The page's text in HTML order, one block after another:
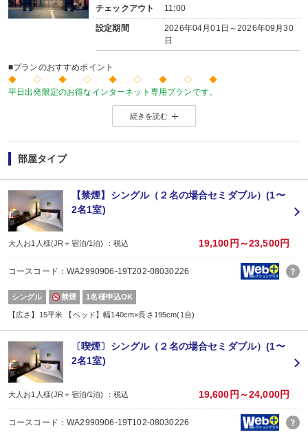
チェックアウト 11:00
設定期間
2026年04月01日～2026年09月30
日
■プランのおすすめポイント
◆ ◇ ◆ ◇ ◆ ◇ ◆ ◇ ◆
平日出発限定のお得なインターネット専用プランです。
価格を抑えたい！人が多い土日祝日を避けてゆったり旅をしたい！
◆ ◇ ◆ ◇ ◆ ◇ ◆ ◇ ◆
続きを読む
部屋タイプ
【禁煙】シングル（２名の場合セミダブル）(1〜
2名1室)
大人お1人様(JR＋宿泊/1泊) ：税込 19,100円～23,500円
コースコード：WA2990906-19T202-08030226
シングル 禁煙 1名様申込OK
【広さ】15平米 【ベッド】幅140cm×長さ195cm(1台)
〔喫煙〕シングル（２名の場合セミダブル）(1〜
2名1室)
大人お1人様(JR＋宿泊/1泊) ：税込 19,600円～24,000円
コースコード：WA2990906-19T102-08030226